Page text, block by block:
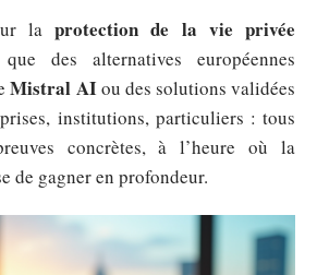
la protection de la vie privée
des alternatives européennes
Mistral AIou des solutions validées
institutions, particuliers : tous
concrètes, à l’heure où la
de gagner en profondeur.